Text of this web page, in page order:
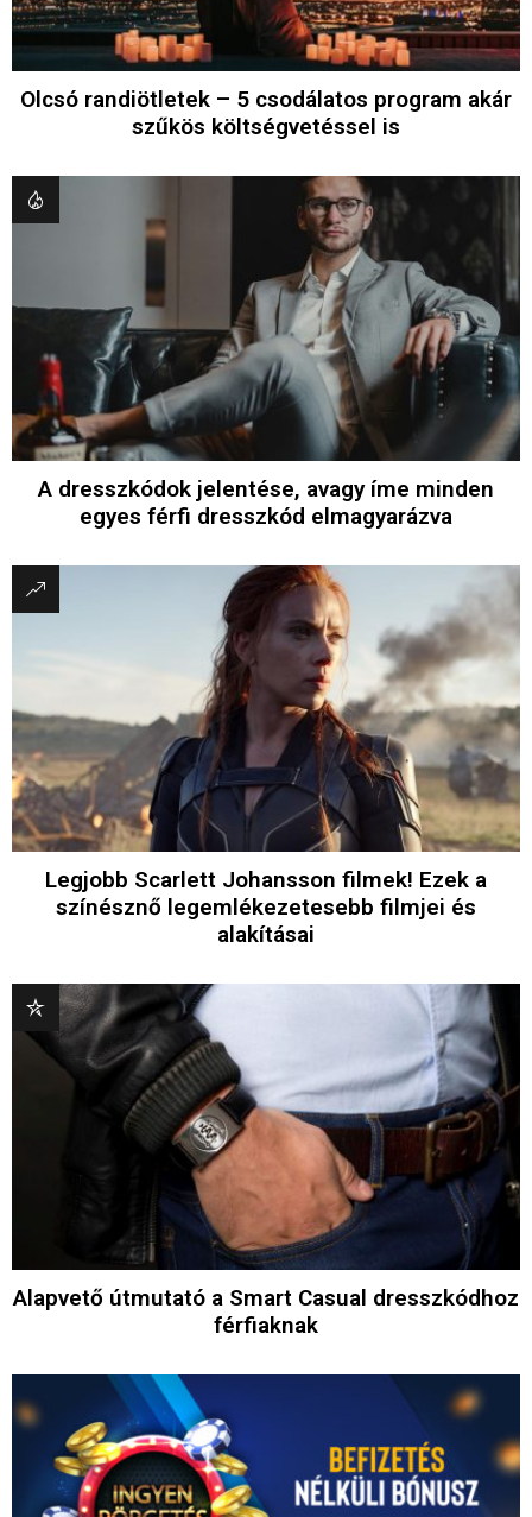
Olcsó randiötletek – 5 csodálatos program akár
szűkös költségvetéssel is
A dresszkódok jelentése, avagy íme minden
egyes férfi dresszkód elmagyarázva
Legjobb Scarlett Johansson filmek! Ezek a
színésznő legemlékezetesebb filmjei és
alakításai
Alapvető útmutató a Smart Casual dresszkódhoz
férfiaknak